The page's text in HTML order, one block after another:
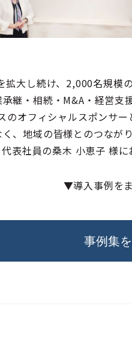
大し続け、2,000名規模
継・相続・M&A・経営支
オフィシャルスポンサ
、地域の皆様とのつなが
表社員の桑木 小恵子 様に
▼導入事例を
事例集